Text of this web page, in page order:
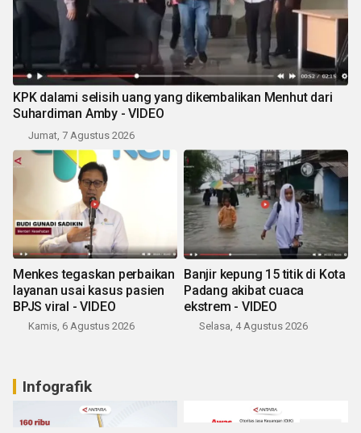
KPK dalami selisih uang yang dikembalikan Menhut dari
Suhardiman Amby - VIDEO
Jumat, 7 Agustus 2026
Menkes tegaskan perbaikan
layanan usai kasus pasien
BPJS viral - VIDEO
Kamis, 6 Agustus 2026
Banjir kepung 15 titik di Kota
Padang akibat cuaca
ekstrem - VIDEO
Selasa, 4 Agustus 2026
Infografik